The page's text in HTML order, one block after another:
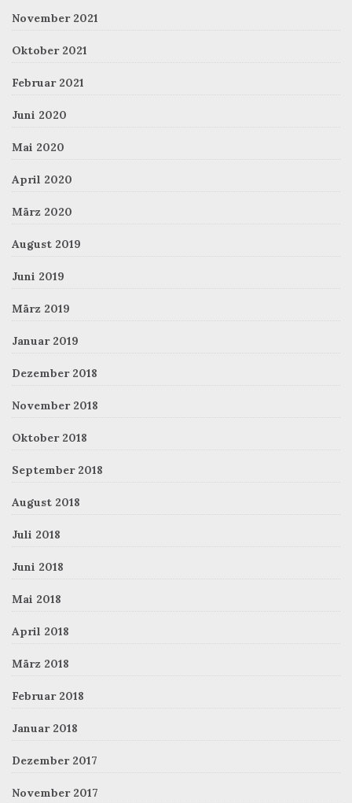
November 2021
Oktober 2021
Februar 2021
Juni 2020
Mai 2020
April 2020
März 2020
August 2019
Juni 2019
März 2019
Januar 2019
Dezember 2018
November 2018
Oktober 2018
September 2018
August 2018
Juli 2018
Juni 2018
Mai 2018
April 2018
März 2018
Februar 2018
Januar 2018
Dezember 2017
November 2017